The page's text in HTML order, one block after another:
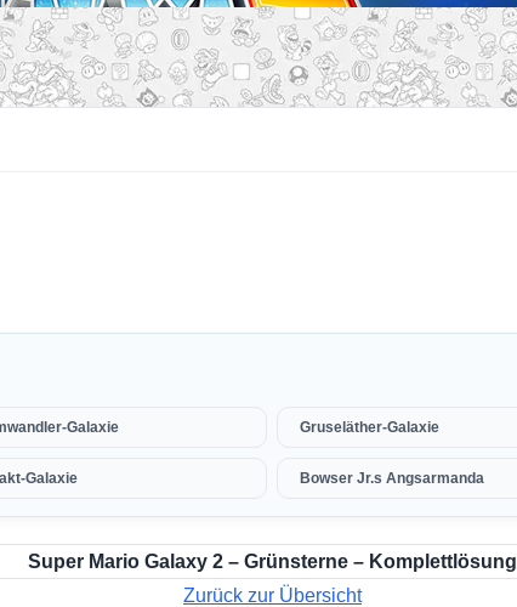
Galaxie Gruseläther-Galaxie
Galaxie Bowser Jr.s Angsarmanda
Super Mario Galaxy 2 – Grünsterne – Komplettlösung
Zurück zur Übersicht